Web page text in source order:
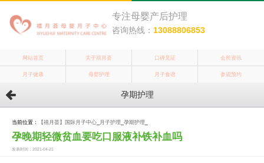
专注母婴产后护理
咨询热线： 13088806853
网站首页 关于禧月荟 口碑见证 会所资讯
月子健康 母婴护理 月子食谱 参观预约
孕期护理
当前位置： 【禧月荟】国际月子中心 月子护理 孕期护理
孕晚期轻微贫血要吃口服液补铁补血吗
发表时间：2021-04-21